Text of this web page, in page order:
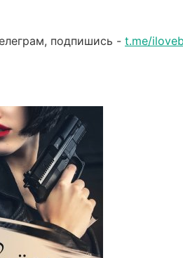
подпишись - t.me/